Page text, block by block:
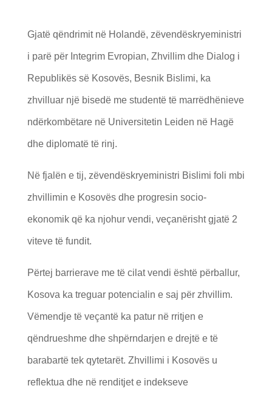
Gjatë qëndrimit në Holandë, zëvendëskryeministri
i parë për Integrim Evropian, Zhvillim dhe Dialog i
Republikës së Kosovës, Besnik Bislimi, ka
zhvilluar një bisedë me studentë të marrëdhënieve
ndërkombëtare në Universitetin Leiden në Hagë
dhe diplomatë të rinj.
Në fjalën e tij, zëvendëskryeministri Bislimi foli mbi
zhvillimin e Kosovës dhe progresin socio-
ekonomik që ka njohur vendi, veçanërisht gjatë 2
viteve të fundit.
Përtej barrierave me të cilat vendi është përballur,
Kosova ka treguar potencialin e saj për zhvillim.
Vëmendje të veçantë ka patur në rritjen e
qëndrueshme dhe shpërndarjen e drejtë e të
barabartë tek qytetarët. Zhvillimi i Kosovës u
reflektua dhe në renditjet e indekseve